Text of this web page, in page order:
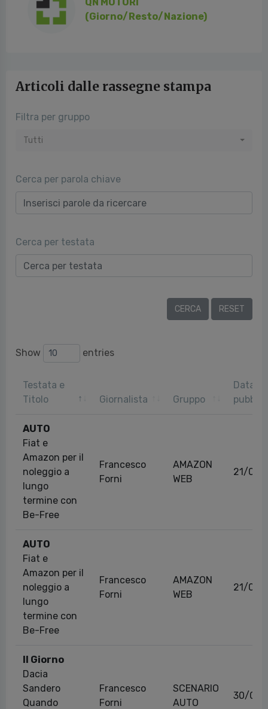
(Giorno/Resto/Nazione)
Articoli dalle rassegne stampa
Filtra per gruppo
Tutti
Cerca per parola chiave
Cerca per testata
Show entries
Testata e
Titolo
Giornalista Gruppo
Data
AUTO
Fiat e
Amazon per il
noleggio a
lungo
termine con
Be-Free
Francesco
Forni
AMAZON
WEB
21/03/
AUTO
Fiat e
Amazon per il
noleggio a
lungo
termine con
Be-Free
Francesco
Forni
AMAZON
WEB
21/03/
Il Giorno
Dacia
Sandero
Quando
Francesco
Forni
SCENARIO
AUTO
30/01/